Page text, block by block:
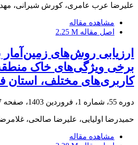
علیرضا عرب عامری، کورش شیرانی،
مشاهده مقاله
اصل مقاله 2.25 M
ارزیابی روش‌های زمین‌آمار
برخی ویژگی‌های خاک منطقه
کاربری‌های مختلف، استان
دوره 55، شماره 1، فروردین 1403، صفحه
حمیدرضا اولیایی، علیرضا صالحی،
مشاهده مقاله